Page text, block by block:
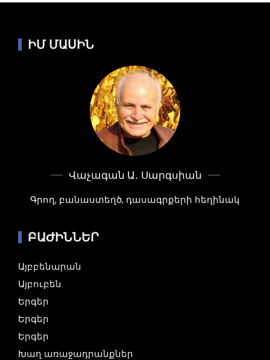
ԻՄ ՄԱՍԻՆ
Վաչագան Ա․ Սարգսիան
Գրող, բանաստեղծ, դասագրքերի հեղինակ
ԲԱԺԻՆՆԵՐ
Այբբենարան
Այբուբեն
Երգեր
Երգեր
Երգեր
Խաղ առաջադրանքներ